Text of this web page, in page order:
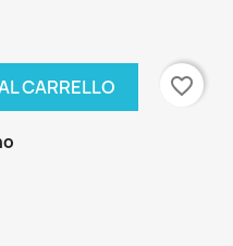
CARRELLO favorite_border